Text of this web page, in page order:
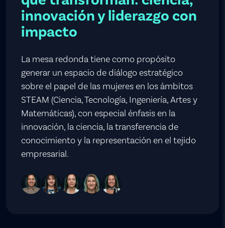
innovación y liderazgo con
impacto
La mesa redonda tiene como propósito
generar un espacio de diálogo estratégico
sobre el papel de las mujeres en los ámbitos
STEAM (Ciencia, Tecnología, Ingeniería, Artes y
Matemáticas), con especial énfasis en la
innovación, la ciencia, la transferencia de
conocimiento y la representación en el tejido
empresarial.